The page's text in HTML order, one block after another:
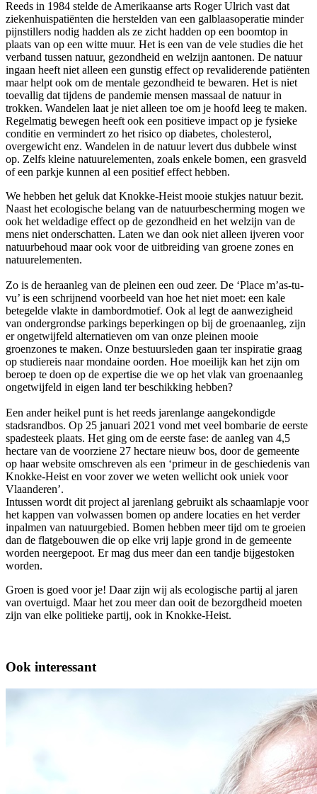
Reeds in 1984 stelde de Amerikaanse arts Roger Ulrich vast dat
ziekenhuispatiënten die herstelden van een galblaasoperatie minder
pijnstillers nodig hadden als ze zicht hadden op een boomtop in
plaats van op een witte muur. Het is een van de vele studies die het
verband tussen natuur, gezondheid en welzijn aantonen. De natuur
ingaan heeft niet alleen een gunstig effect op revaliderende patiënten
maar helpt ook om de mentale gezondheid te bewaren. Het is niet
toevallig dat tijdens de pandemie mensen massaal de natuur in
trokken. Wandelen laat je niet alleen toe om je hoofd leeg te maken.
Regelmatig bewegen heeft ook een positieve impact op je fysieke
conditie en vermindert zo het risico op diabetes, cholesterol,
overgewicht enz. Wandelen in de natuur levert dus dubbele winst
op. Zelfs kleine natuurelementen, zoals enkele bomen, een grasveld
of een parkje kunnen al een positief effect hebben.
We hebben het geluk dat Knokke-Heist mooie stukjes natuur bezit.
Naast het ecologische belang van de natuurbescherming mogen we
ook het weldadige effect op de gezondheid en het welzijn van de
mens niet onderschatten. Laten we dan ook niet alleen ijveren voor
natuurbehoud maar ook voor de uitbreiding van groene zones en
natuurelementen.
Zo is de heraanleg van de pleinen een oud zeer. De ‘Place m’as-tu-
vu’ is een schrijnend voorbeeld van hoe het niet moet: een kale
betegelde vlakte in dambordmotief. Ook al legt de aanwezigheid
van ondergrondse parkings beperkingen op bij de groenaanleg, zijn
er ongetwijfeld alternatieven om van onze pleinen mooie
groenzones te maken. Onze bestuursleden gaan ter inspiratie graag
op studiereis naar mondaine oorden. Hoe moeilijk kan het zijn om
beroep te doen op de expertise die we op het vlak van groenaanleg
ongetwijfeld in eigen land ter beschikking hebben?
Een ander heikel punt is het reeds jarenlange aangekondigde
stadsrandbos. Op 25 januari 2021 vond met veel bombarie de eerste
spadesteek plaats. Het ging om de eerste fase: de aanleg van 4,5
hectare van de voorziene 27 hectare nieuw bos, door de gemeente
op haar website omschreven als een ‘primeur in de geschiedenis van
Knokke-Heist en voor zover we weten wellicht ook uniek voor
Vlaanderen’.
Intussen wordt dit project al jarenlang gebruikt als schaamlapje voor
het kappen van volwassen bomen op andere locaties en het verder
inpalmen van natuurgebied. Bomen hebben meer tijd om te groeien
dan de flatgebouwen die op elke vrij lapje grond in de gemeente
worden neergepoot. Er mag dus meer dan een tandje bijgestoken
worden.
Groen is goed voor je! Daar zijn wij als ecologische partij al jaren
van overtuigd. Maar het zou meer dan ooit de bezorgdheid moeten
zijn van elke politieke partij, ook in Knokke-Heist.
Ook interessant